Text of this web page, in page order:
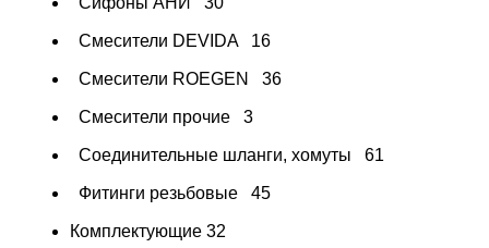
Смесители DEVIDA 16
Смесители ROEGEN 36
Смесители прочие 3
Соединительные шланги, хомуты 61
Фитинги резьбовые 45
Комплектующие 32